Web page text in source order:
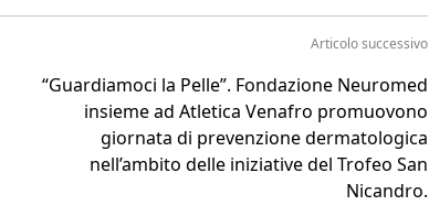
Articolo successivo
“Guardiamoci la Pelle”. Fondazione Neuromed
insieme ad Atletica Venafro promuovono
giornata di prevenzione dermatologica
nell’ambito delle iniziative del Trofeo San
Nicandro.